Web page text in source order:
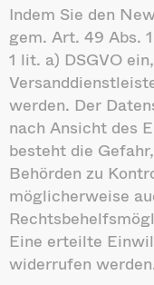
Indem Sie den
gem. Art. 49 Abs.
1 lit. a) DSGVO
werden. Der
nach Ansicht des
besteht die
Behörden zu
möglicherweise
Eine erteilte
widerrufen